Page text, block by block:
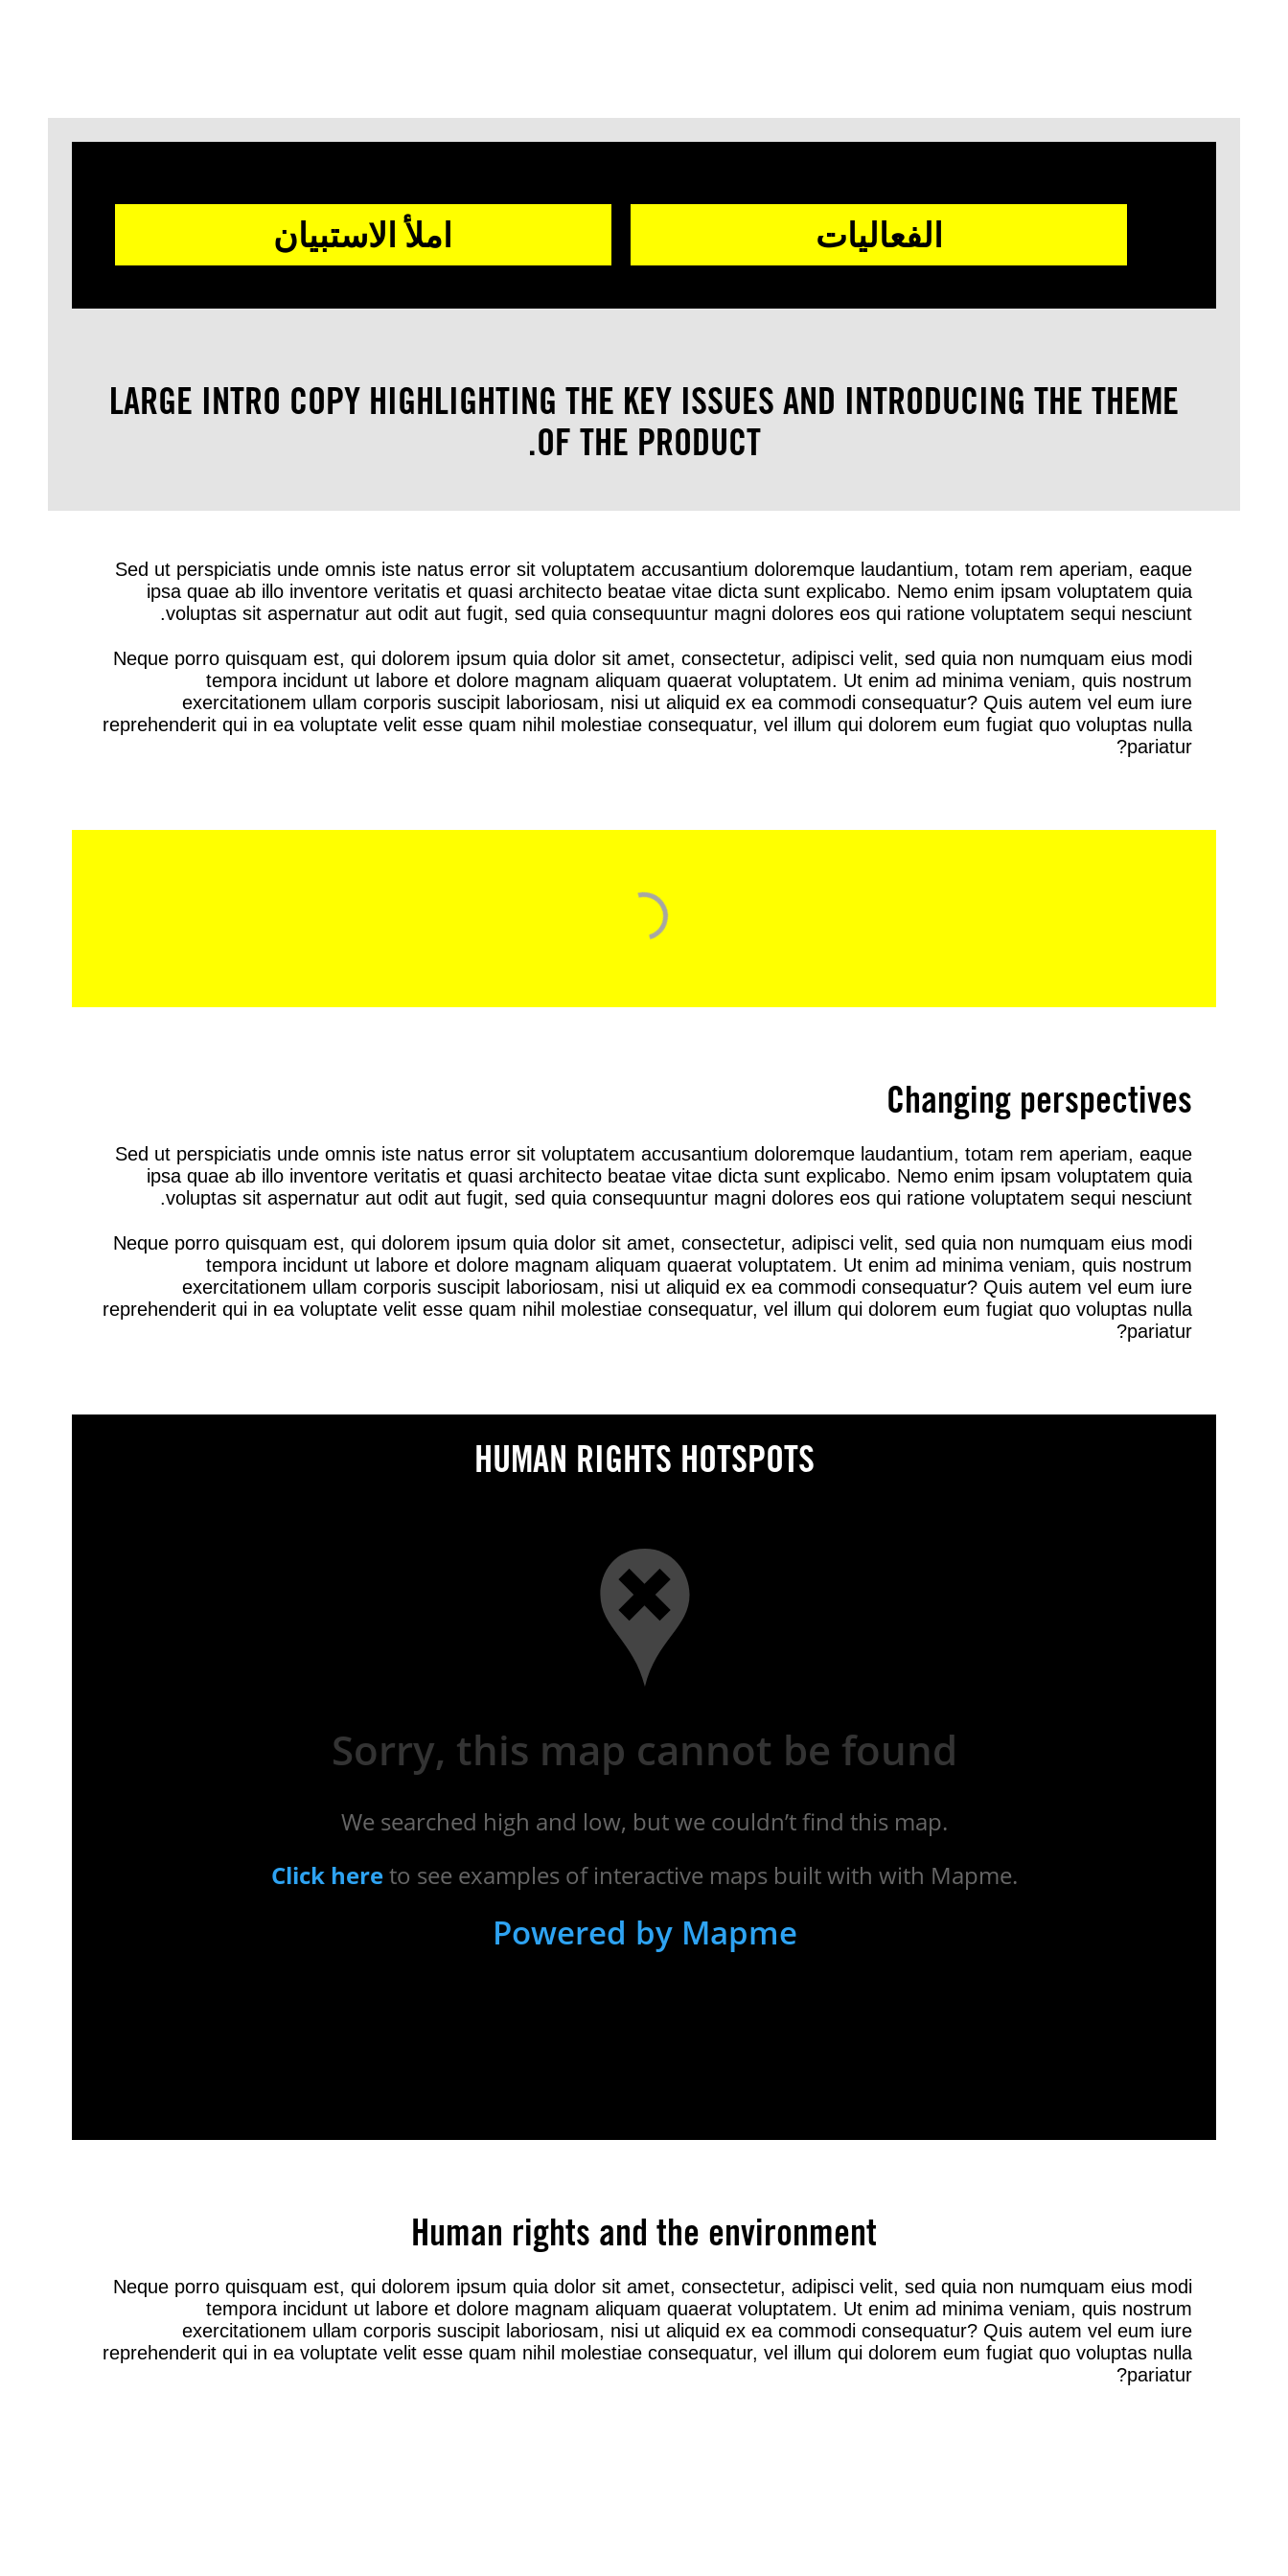
الفعاليات املأ الاستبيان
LARGE INTRO COPY HIGHLIGHTING THE KEY ISSUES AND INTRODUCING THE THEME
OF THE PRODUCT.
Sed ut perspiciatis unde omnis iste natus error sit voluptatem accusantium doloremque laudantium, totam rem aperiam, eaque
ipsa quae ab illo inventore veritatis et quasi architecto beatae vitae dicta sunt explicabo. Nemo enim ipsam voluptatem quia
voluptas sit aspernatur aut odit aut fugit, sed quia consequuntur magni dolores eos qui ratione voluptatem sequi nesciunt.
Neque porro quisquam est, qui dolorem ipsum quia dolor sit amet, consectetur, adipisci velit, sed quia non numquam eius modi
tempora incidunt ut labore et dolore magnam aliquam quaerat voluptatem. Ut enim ad minima veniam, quis nostrum
exercitationem ullam corporis suscipit laboriosam, nisi ut aliquid ex ea commodi consequatur? Quis autem vel eum iure
reprehenderit qui in ea voluptate velit esse quam nihil molestiae consequatur, vel illum qui dolorem eum fugiat quo voluptas nulla
pariatur?
Changing perspectives
Sed ut perspiciatis unde omnis iste natus error sit voluptatem accusantium doloremque laudantium, totam rem aperiam, eaque
ipsa quae ab illo inventore veritatis et quasi architecto beatae vitae dicta sunt explicabo. Nemo enim ipsam voluptatem quia
voluptas sit aspernatur aut odit aut fugit, sed quia consequuntur magni dolores eos qui ratione voluptatem sequi nesciunt.
Neque porro quisquam est, qui dolorem ipsum quia dolor sit amet, consectetur, adipisci velit, sed quia non numquam eius modi
tempora incidunt ut labore et dolore magnam aliquam quaerat voluptatem. Ut enim ad minima veniam, quis nostrum
exercitationem ullam corporis suscipit laboriosam, nisi ut aliquid ex ea commodi consequatur? Quis autem vel eum iure
reprehenderit qui in ea voluptate velit esse quam nihil molestiae consequatur, vel illum qui dolorem eum fugiat quo voluptas nulla
pariatur?
HUMAN RIGHTS HOTSPOTS
Human rights and the environment
Neque porro quisquam est, qui dolorem ipsum quia dolor sit amet, consectetur, adipisci velit, sed quia non numquam eius modi
tempora incidunt ut labore et dolore magnam aliquam quaerat voluptatem. Ut enim ad minima veniam, quis nostrum
exercitationem ullam corporis suscipit laboriosam, nisi ut aliquid ex ea commodi consequatur? Quis autem vel eum iure
reprehenderit qui in ea voluptate velit esse quam nihil molestiae consequatur, vel illum qui dolorem eum fugiat quo voluptas nulla
pariatur?